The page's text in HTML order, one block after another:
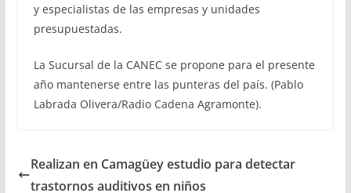
y especialistas de las empresas y unidades
presupuestadas.
La Sucursal de la CANEC se propone para el presente
año mantenerse entre las punteras del país. (Pablo
Labrada Olivera/Radio Cadena Agramonte).
Realizan en Camagüey estudio para detectar
trastornos auditivos en niños